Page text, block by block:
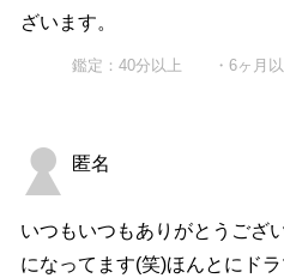
ざいます。
鑑定：40分以上 ・6ヶ月以
匿名
いつもいつもありがとうござ
になってます(笑)ほんとにド